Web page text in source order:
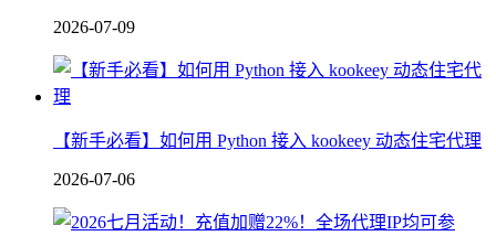
2026-07-09
【新手必看】如何用 Python 接入 kookeey 动态住宅代理
2026-07-06